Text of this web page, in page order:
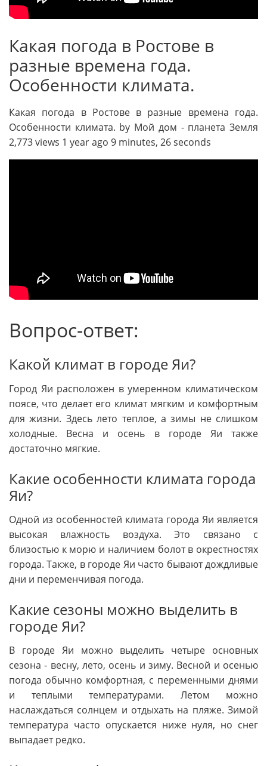
Какая погода в Ростове в
разные времена года.
Особенности климата.
Какая погода в Ростове в разные времена года.
Особенности климата. by Мой дом - планета Земля
2,773 views 1 year ago 9 minutes, 26 seconds
Вопрос-ответ:
Какой климат в городе Яи?
Город Яи расположен в умеренном климатическом
поясе, что делает его климат мягким и комфортным
для жизни. Здесь лето теплое, а зимы не слишком
холодные. Весна и осень в городе Яи также
достаточно мягкие.
Какие особенности климата города
Яи?
Одной из особенностей климата города Яи является
высокая влажность воздуха. Это связано с
близостью к морю и наличием болот в окрестностях
города. Также, в городе Яи часто бывают дождливые
дни и переменчивая погода.
Какие сезоны можно выделить в
городе Яи?
В городе Яи можно выделить четыре основных
сезона - весну, лето, осень и зиму. Весной и осенью
погода обычно комфортная, с переменными днями
и теплыми температурами. Летом можно
наслаждаться солнцем и отдыхать на пляже. Зимой
температура часто опускается ниже нуля, но снег
выпадает редко.